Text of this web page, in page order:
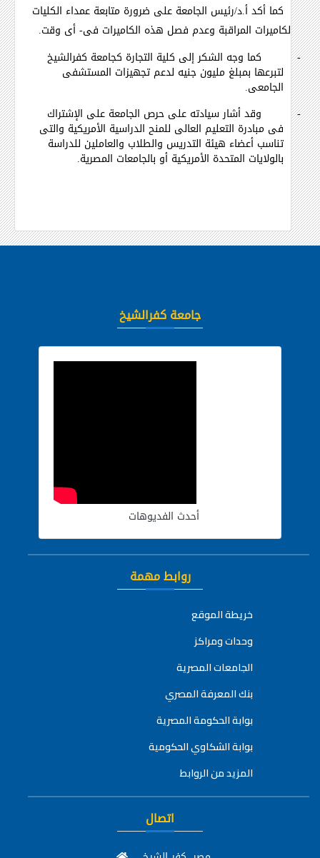
كما أكد أ.د/رئيس الجامعة على ضرورة متابعة عمداء الكليات
لكاميرات المراقبة وعدم فصل هذه الكاميرات فى- أى وقت.
-
كما وجه الشكر إلى كلية التجارة كجامعة كفرالشيخ
لتبرعها بمبلغ مليون جنيه لدعم تجهيزات المستشفى
الجامعى.
-
وقد أشار سيادته على حرص الجامعة على الإشتراك
فى مبادرة التعليم العالى للمنح الدراسية الأمريكية والتى
تناسب أعضاء هيئة التدريس والطلاب والعاملين للدراسة
بالولايات المتحدة الأمريكية أو بالجامعات المصرية.
جامعة كفرالشيخ
أحدث الفديوهات
روابط مهمة
خريطة الموقع
وحدات ومراكز
الجامعات المصرية
بنك المعرفة المصري
بوابة الحكومة المصرية
بوابة الشكاوي الحكومية
المزيد من الروابط
اتصال